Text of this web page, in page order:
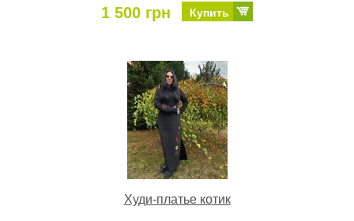
1 500 грн Купить
Худи-платье котик